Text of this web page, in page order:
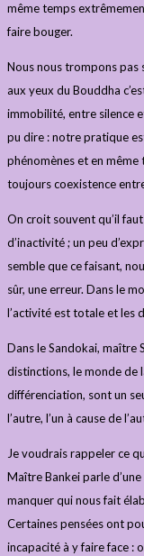
même temps
faire bouger.
Nous nous trompons
aux yeux du Bouddha
immobilité, entre silence
pu dire : notre pratique
phénomènes et en même
toujours coexistence
On croit souvent qu’il
d’inactivité ; un peu
semble que ce faisant,
sûr, une erreur. Dans le
l’activité est totale et les
Dans le Sandokai, maître
distinctions, le monde de
différenciation, sont un
l’autre, l’un à cause de
Je voudrais rappeler ce
Maître Bankei parle
manquer qui nous fait
Certaines pensées ont
incapacité à y faire face :